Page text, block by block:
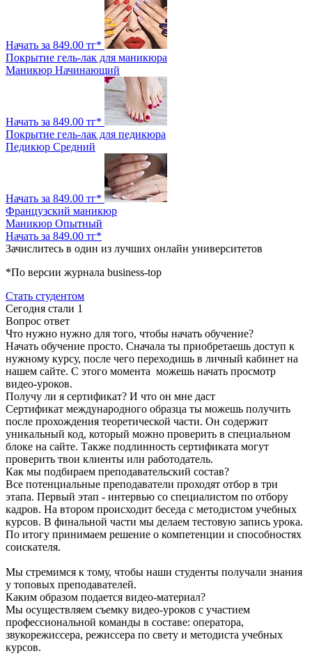
Начать за 849.00 тг*
Покрытие гель-лак для маникюра
Маникюр Начинающий
Начать за 849.00 тг*
Покрытие гель-лак для педикюра
Педикюр Средний
Начать за 849.00 тг*
Французский маникюр
Маникюр Опытный
Начать за 849.00 тг*
Зачислитесь в один из лучших онлайн университетов
*По версии журнала business-top
Стать студентом
Сегодня стали 1
Вопрос ответ
Что нужно нужно для того, чтобы начать обучение?
Начать обучение просто. Сначала ты приобретаешь доступ к
нужному курсу, после чего переходишь в личный кабинет на
нашем сайте. С этого момента можешь начать просмотр
видео-уроков.
Получу ли я сертификат? И что он мне даст
Сертификат международного образца ты можешь получить
после прохождения теоретической части. Он содержит
уникальный код, который можно проверить в специальном
блоке на сайте. Также подлинность сертификата могут
проверить твои клиенты или работодатель.
Как мы подбираем преподавательский состав?
Все потенциальные преподаватели проходят отбор в три
этапа. Первый этап - интервью со специалистом по отбору
кадров. На втором происходит беседа с методистом учебных
курсов. В финальной части мы делаем тестовую запись урока.
По итогу принимаем решение о компетенции и способностях
соискателя.
Мы стремимся к тому, чтобы наши студенты получали знания
у топовых преподавателей.
Каким образом подается видео-материал?
Мы осуществляем съемку видео-уроков с участием
профессиональной команды в составе: оператора,
звукорежиссера, режиссера по свету и методиста учебных
курсов.